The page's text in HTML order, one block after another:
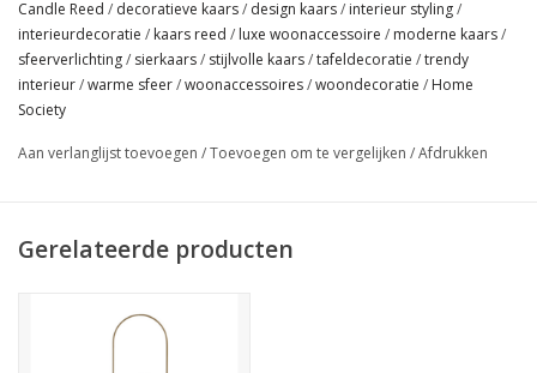
Candle Reed / decoratieve kaars/ design kaars/ interieur styling/
interieurdecoratie / kaars reed / luxe woonaccessoire / moderne kaars/
sfeerverlichting/ sierkaars/ stijlvolle kaars/tafeldecoratie /trendy
interieur/warme sfeer/woonaccessoires/woondecoratie / Home
Society
Aan verlanglijst toevoegen /Toevoegen om te vergelijken /Afdrukken
Gerelateerde producten